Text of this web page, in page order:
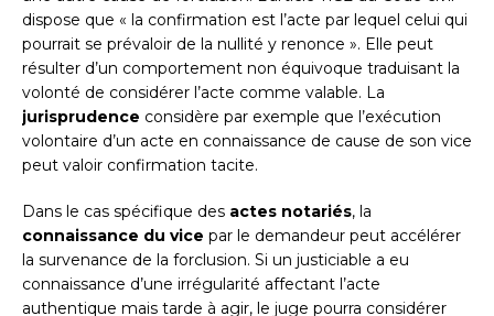
dispose que « la confirmation est l’acte par lequel celui qui
pourrait se prévaloir de la nullité y renonce ». Elle peut
résulter d’un comportement non équivoque traduisant la
volonté de considérer l’acte comme valable. La
jurisprudence considère par exemple que l’exécution
volontaire d’un acte en connaissance de cause de son vice
peut valoir confirmation tacite.
Dans le cas spécifique des actes notariés, la
connaissance du vice par le demandeur peut accélérer
la survenance de la forclusion. Si un justiciable a eu
connaissance d’une irrégularité affectant l’acte
authentique mais tarde à agir, le juge pourra considérer